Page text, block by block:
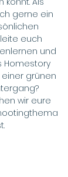
gerne ein
euch
und
Homestory
grünen
wir eure